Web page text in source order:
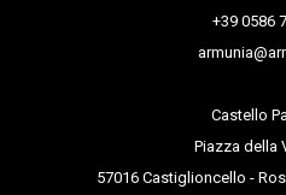
+39 0586
Castello
Piazza della
57016 Castiglioncello -